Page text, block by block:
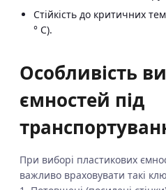
Стійкість до критичних
° C).
Особливість
ємностей під
При виборі пластикових
важливо враховувати такі